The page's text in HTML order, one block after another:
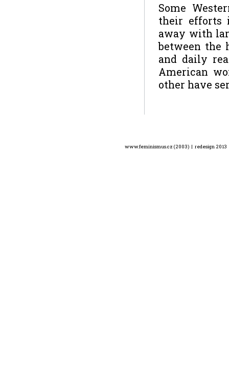
Some
their efforts
away with
between the
and daily
American
other have
www.feminismus.cz (2003) | redesign